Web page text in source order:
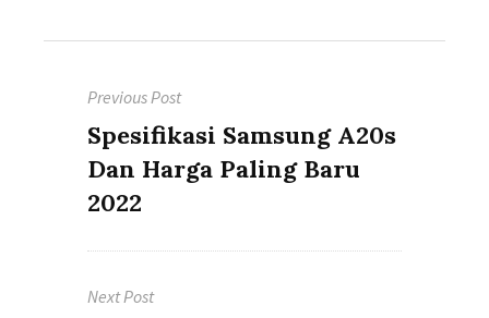
navigation
Previous Post
Previous
post:
Spesifikasi Samsung A20s
Dan Harga Paling Baru
2022
Next Post